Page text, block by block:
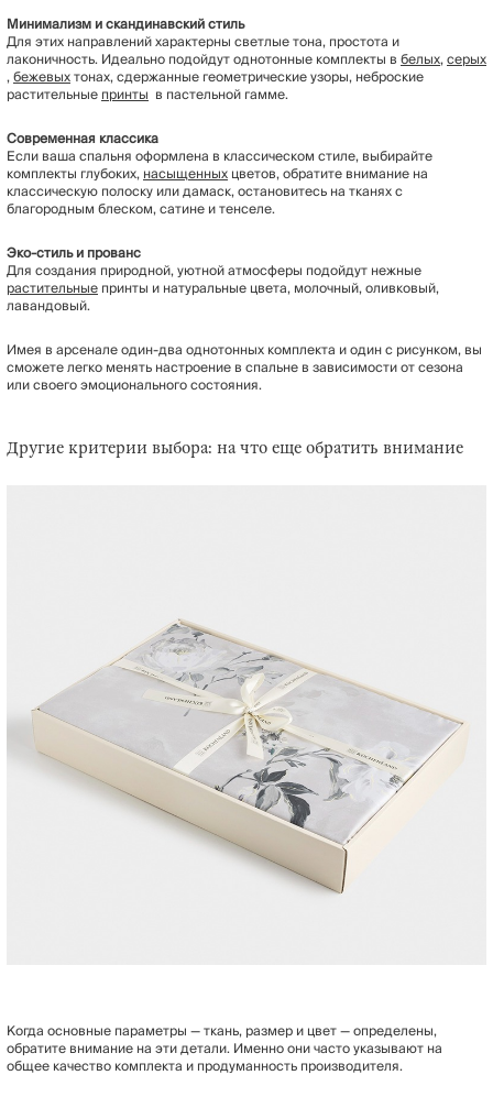
Минимализм и скандинавский стиль
Для этих направлений характерны светлые тона, простота и
лаконичность. Идеально подойдут однотонные комплекты вбелых,серых
,бежевыхтонах, сдержанные геометрические узоры, неброские
растительныепринты в пастельной гамме.
Современная классика
Если ваша спальня оформлена в классическом стиле, выбирайте
комплекты глубоких,насыщенныхцветов, обратите внимание на
классическую полоску или дамаск, остановитесь на тканях с
благородным блеском, сатине и тенселе.
Эко-стиль и прованс
Для создания природной, уютной атмосферы подойдут нежные
растительныепринты и натуральные цвета, молочный, оливковый,
лавандовый.
Имея в арсенале один-два однотонных комплекта и один с рисунком, вы
сможете легко менять настроение в спальне в зависимости от сезона
или своего эмоционального состояния.
Другие критерии выбора: на что еще обратить внимание
Когда основные параметры — ткань, размер и цвет — определены,
обратите внимание на эти детали. Именно они часто указывают на
общее качество комплекта и продуманность производителя.